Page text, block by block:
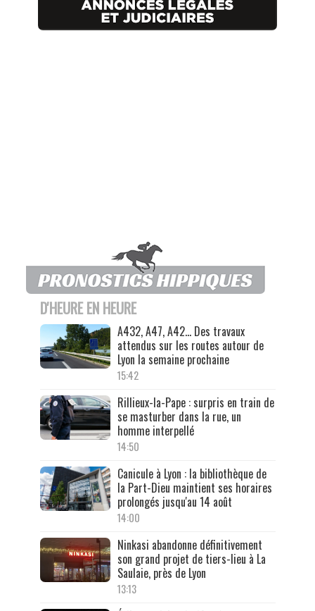
D'HEURE EN HEURE
A432, A47, A42… Des travaux
attendus sur les routes autour de
Lyon la semaine prochaine
15:42
Rillieux-la-Pape : surpris en train de
se masturber dans la rue, un
homme interpellé
14:50
Canicule à Lyon : la bibliothèque de
la Part-Dieu maintient ses horaires
prolongés jusqu'au 14 août
14:00
Ninkasi abandonne définitivement
son grand projet de tiers-lieu à La
Saulaie, près de Lyon
13:13